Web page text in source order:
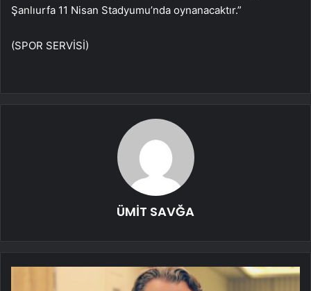
Şanlıurfa 11 Nisan Stadyumu’nda oynanacaktır.”
(SPOR SERVİSİ)
ÜMİT SAVĞA